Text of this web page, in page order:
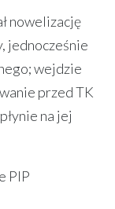
nowelizację
jednocześnie
wejdzie
przed TK
na jej
PIP